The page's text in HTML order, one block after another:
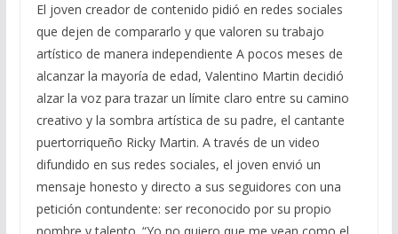
El joven creador de contenido pidió en redes sociales
que dejen de compararlo y que valoren su trabajo
artístico de manera independiente A pocos meses de
alcanzar la mayoría de edad, Valentino Martin decidió
alzar la voz para trazar un límite claro entre su camino
creativo y la sombra artística de su padre, el cantante
puertorriqueño Ricky Martin. A través de un video
difundido en sus redes sociales, el joven envió un
mensaje honesto y directo a sus seguidores con una
petición contundente: ser reconocido por su propio